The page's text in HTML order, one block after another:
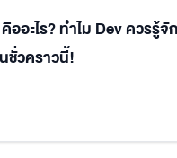
ออะไร? ทำไม Dev ควรรู้จั
ชั่วคราวนี้!